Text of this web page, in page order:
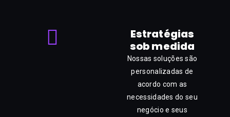
Estratégias
sob medida
Nossas soluções são
personalizadas de
acordo com as
necessidades do seu
negócio e seus